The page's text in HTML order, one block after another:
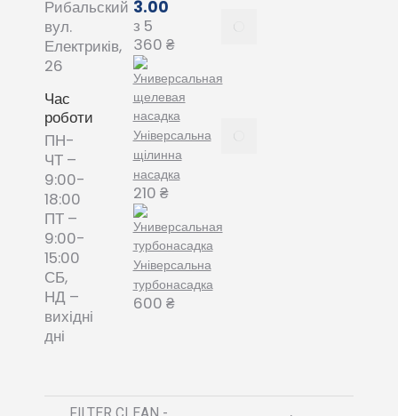
Рибальский
вул.
Електриків,
26
Час
роботи
ПН-
ЧТ –
9:00-
18:00
ПТ –
9:00-
15:00
СБ,
НД –
вихідні
дні
3.00
з 5
360 ₴
Універсальна
щілинна
насадка
210 ₴
Універсальна
турбонасадка
600 ₴